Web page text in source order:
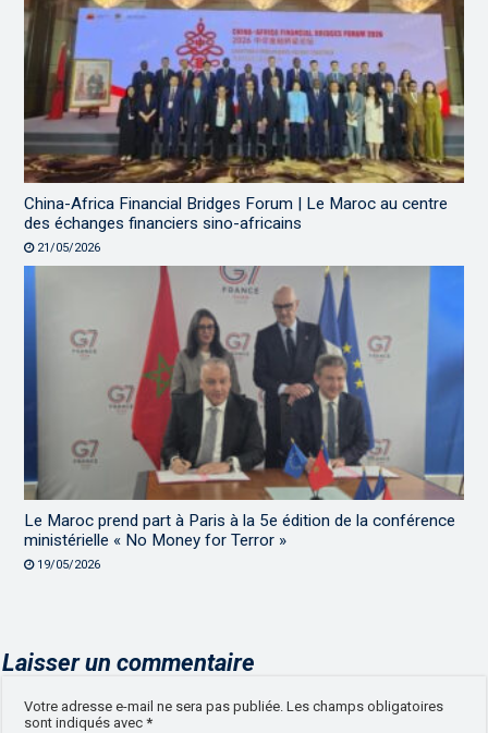
China-Africa Financial Bridges Forum | Le Maroc au centre
des échanges financiers sino-africains
21/05/2026
Le Maroc prend part à Paris à la 5e édition de la conférence
ministérielle « No Money for Terror »
19/05/2026
Laisser un commentaire
Votre adresse e-mail ne sera pas publiée. Les champs obligatoires
sont indiqués avec*